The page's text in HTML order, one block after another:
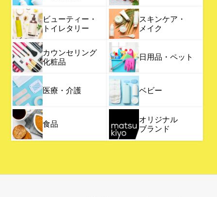
ビューティー・
トイレタリー
スキンケア・
メイク
カウンセリング
化粧品
日用品・ペット
医療・介護 ベビー
食品
オリジナル
ブランド